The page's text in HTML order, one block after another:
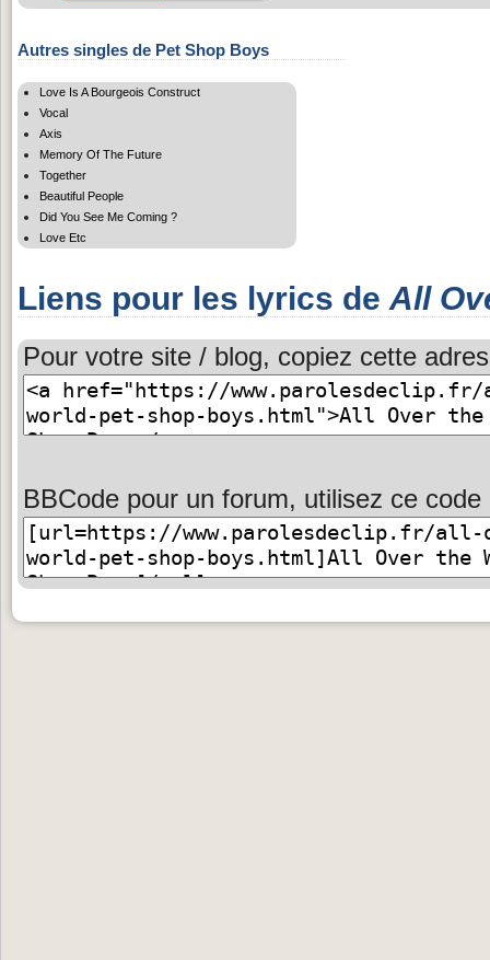
Autres singles de Pet Shop Boys
Love Is A Bourgeois Construct
Vocal
Axis
Memory Of The Future
Together
Beautiful People
Did You See Me Coming ?
Love Etc
Liens pour les lyrics de All
Pour votre site / blog, copiez cette
BBCode pour un forum, utilisez ce code